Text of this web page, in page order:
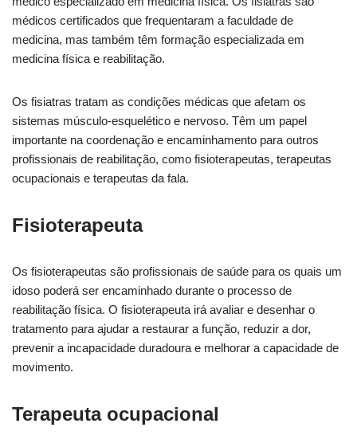
médicos certificados que frequentaram a faculdade de
medicina, mas também têm formação especializada em
medicina física e reabilitação.
Os fisiatras tratam as condições médicas que afetam os
sistemas músculo-esquelético e nervoso. Têm um papel
importante na coordenação e encaminhamento para outros
profissionais de reabilitação, como fisioterapeutas, terapeutas
ocupacionais e terapeutas da fala.
Fisioterapeuta
Os fisioterapeutas são profissionais de saúde para os quais um
idoso poderá ser encaminhado durante o processo de
reabilitação física. O fisioterapeuta irá avaliar e desenhar o
tratamento para ajudar a restaurar a função, reduzir a dor,
prevenir a incapacidade duradoura e melhorar a capacidade de
movimento.
Terapeuta ocupacional